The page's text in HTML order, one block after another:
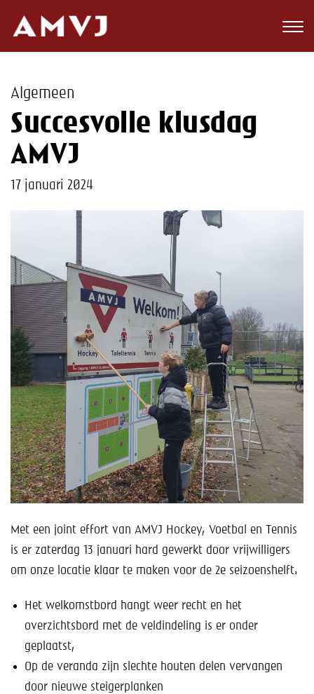
Wedstrijden
Nieuws
Teams
Kalender
Help mee!
Shop
Lid worden
Contact
Algemeen
Succesvolle klusdag
AMVJ
17 januari 2024
Met een joint effort van AMVJ Hockey, Voetbal en Tennis
is er zaterdag 13 januari hard gewerkt door vrijwilligers
om onze locatie klaar te maken voor de 2e seizoenshelft.
Het welkomstbord hangt weer recht en het
overzichtsbord met de veldindeling is er onder
geplaatst,
Op de veranda zijn slechte houten delen vervangen
door nieuwe steigerplanken